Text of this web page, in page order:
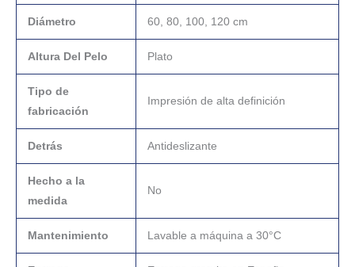
Diámetro 60, 80, 100, 120 cm
Altura Del Pelo Plato
Tipo de
fabricación
Impresión de alta definición
Detrás Antideslizante
Hecho a la
medida
No
Mantenimiento Lavable a máquina a 30°C